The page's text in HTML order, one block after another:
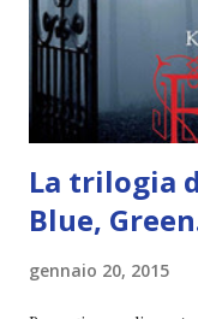
ribelli. Che
dei libri sono dei
trovato una scena in
La trilogia
Blue,
gennaio 20, 2015